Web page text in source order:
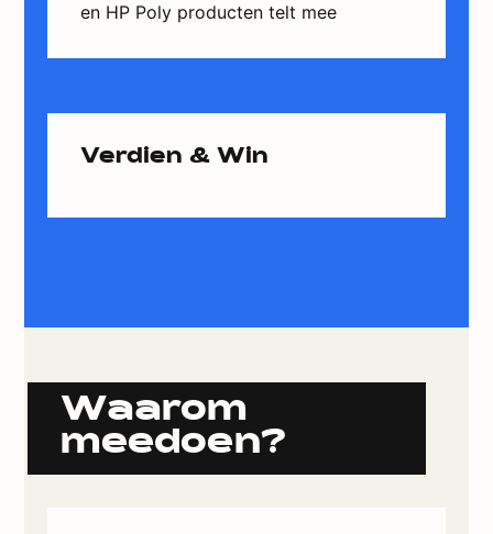
en HP Poly producten telt mee
Verdien & Win
Waarom
meedoen?